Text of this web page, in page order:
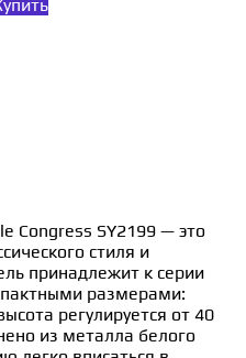
Congress SY2199 — это
стиля и
принадлежит к серии
размерами:
регулируется от 40
из металла белого